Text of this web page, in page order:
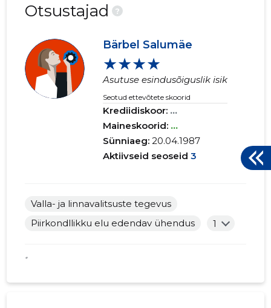
Otsustajad
?
Bärbel Salumäe
★★★★
Asutuse esindusõiguslik isik
Seotud ettevõtete skoorid
Krediidiskoor: ...
Maineskoorid: ...
Sünniaeg:20.04.1987
Aktiivseid seoseid 3
Valla- ja linnavalitsuste tegevus
Piirkondllikku elu edendav ühendus
1
*